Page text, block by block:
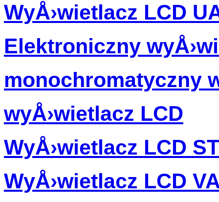
WyÅ›wietlacz LCD
Elektroniczny
monochromatyczny
wyÅ›wietlacz LCD
WyÅ›wietlacz LCD
WyÅ›wietlacz LCD